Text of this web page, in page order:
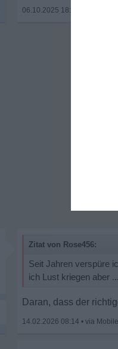
06.10.2025 18:23
Zitat von Rose456:
Seit Jahren verspüre
ich Lust kriegen aber ...
Daran, dass der
14.02.2026 08:14 •